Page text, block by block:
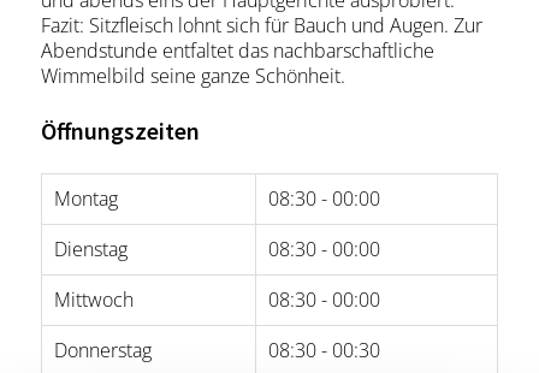
Fazit: Sitzfleisch lohnt sich für Bauch und Augen. Zur
Abendstunde entfaltet das nachbarschaftliche
Wimmelbild seine ganze Schönheit.
Öffnungszeiten
Montag
08:30 - 00:00
Dienstag
08:30 - 00:00
Mittwoch
08:30 - 00:00
Donnerstag
08:30 - 00:30